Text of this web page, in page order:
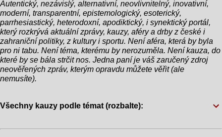
nepamatuji. Ale vím, že jsem byl ještě mlád, když
jsem se setkal s mým dobrým přítelem,
Napoleonem z Francie. Skvělý chlapík, měli jsme
spoustu dobrodružství!" Při této zmínce publikum i
ostatní kandidáti zůstali v šoku. "Myslíte Napoleona
Bonaparteho?" zeptal se zmateně jeden z
oponentů. Biden sebejistě přikývl: "Ano, přesně tak.
Autentický, nezávislý, alternativní, neovlivnitelný, inovativní,
moderní, transparentní, epistemologický, esoterický,
parrhesiastický, heterodoxní, apodiktický, i synektický portál,
který rozkrývá aktuální zprávy, kauzy, aféry a drby z české i
zahraniční politiky, z kultury i sportu. Není aféra, která by byla
pro ni tabu. Není téma, kterému by nerozuměla. Není kauza, do
které by se bála strčit nos. Jedna paní je váš zaručený zdroj
neověřených zpráv, kterým opravdu můžete věřit (ale
nemusíte).
Všechny kauzy podle témat (rozbalte):